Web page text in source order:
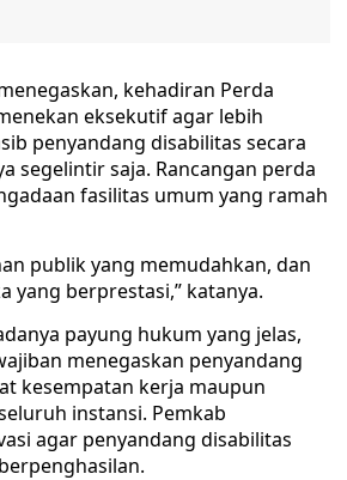
kehadiran Perda
eksekutif agar lebih
penyandang disabilitas secara
segelintir saja. Rancangan perda
fasilitas umum yang ramah
publik yang memudahkan, dan
yang berprestasi,” katanya.
payung hukum yang jelas,
menegaskan penyandang
kesempatan kerja maupun
instansi. Pemkab
agar penyandang disabilitas